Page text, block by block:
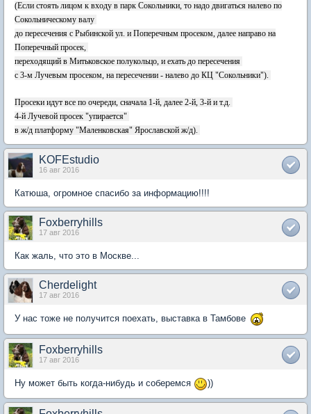
(Если стоять лицом к входу в парк Сокольники, то надо двигаться налево по
Сокольническому валу
до пересечения с Рыбинской ул. и Поперечным просеком, далее направо на
Поперечный просек,
переходящий в Митьковское полукольцо, и ехать до пересечения
с 3-м Лучевым просеком, на пересечении - налево до КЦ "Сокольники").
Просеки идут все по очереди, сначала 1-й, далее 2-й, 3-й и т.д.
4-й Лучевой просек "упирается"
в ж/д платформу "Маленковская" Ярославской ж/д).
KOFEstudio
16 авг 2016
Катюша, огромное спасибо за информацию!!!!
Foxberryhills
17 авг 2016
Как жаль, что это в Москве...
Cherdelight
17 авг 2016
У нас тоже не получится поехать, выставка в Тамбове
Foxberryhills
17 авг 2016
Ну может быть когда-нибудь и соберемся ))